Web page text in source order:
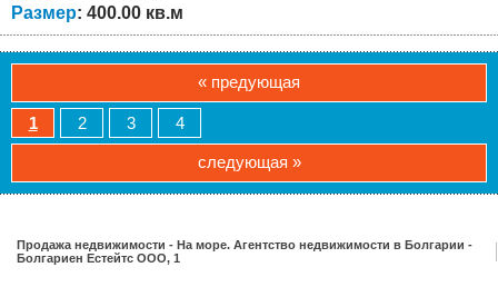
Размер: 400.00 кв.м
« предующая
1 2 3 4
следующая »
Продажа недвижимости - На море. Агентство недвижимости в Болгарии -
Болгариен Естейтс ООО, 1